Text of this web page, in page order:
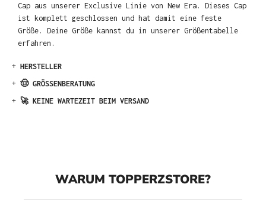
Cap aus unserer Exclusive Linie von New Era. Dieses Cap
ist komplett geschlossen und hat damit eine feste
Größe. Deine Größe kannst du in unserer Größentabelle
erfahren.
+ HERSTELLER
+ 🤠 GRÖSSENBERATUNG
+ 🚀 KEINE WARTEZEIT BEIM VERSAND
WARUM TOPPERZSTORE?